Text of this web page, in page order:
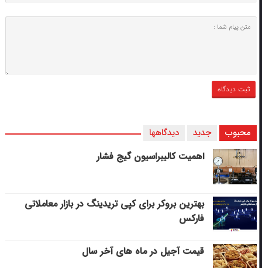
محبوب جدید دیدگاهها
اهمیت کالیبراسیون گیج فشار
بهترین بروکر برای کپی‌ تریدینگ در بازار معاملاتی
فارکس
قیمت آجیل در ماه های آخر سال